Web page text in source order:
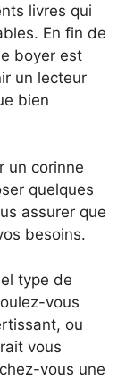
livres qui
En fin de
boyer est
un lecteur
bien
un corinne
quelques
assurer que
besoins.
type de
vous
ou
vous
vous une